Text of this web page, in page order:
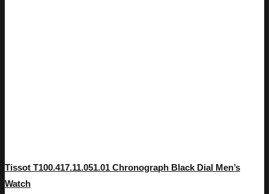
Tissot T100.417.11.051.01 Chronograph Black Dial Men’s
Watch